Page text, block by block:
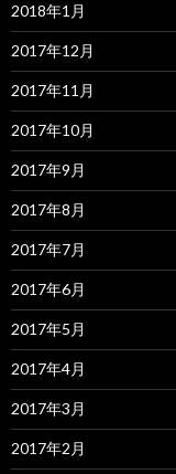
2018年1月
2017年12月
2017年11月
2017年10月
2017年9月
2017年8月
2017年7月
2017年6月
2017年5月
2017年4月
2017年3月
2017年2月